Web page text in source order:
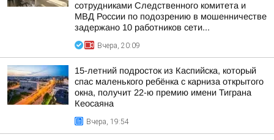
сотрудниками Следственного комитета и
МВД России по подозрению в мошенничестве
задержано 10 работников сети...
Вчера, 20:09
15-летний подросток из Каспийска, который
спас маленького ребёнка с карниза открытого
окна, получит 22-ю премию имени Тиграна
Кеосаяна
Вчера, 19:54